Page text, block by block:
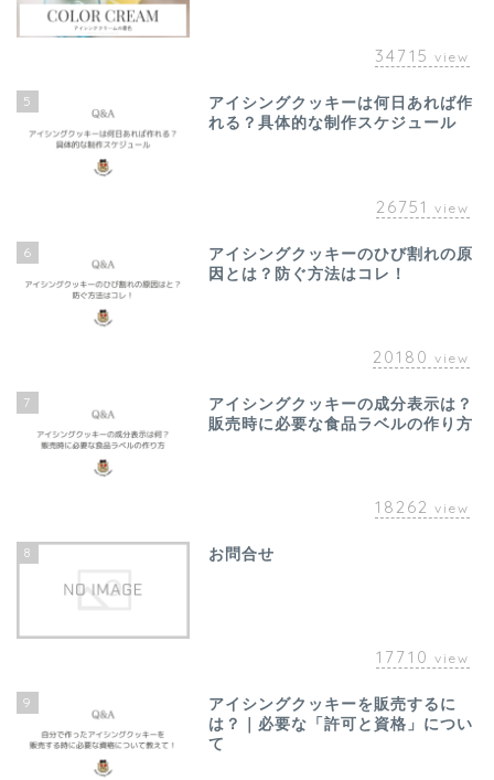
34715 view
5
アイシングクッキーは何日あれば作
れる？具体的な制作スケジュール
26751 view
6
アイシングクッキーのひび割れの原
因とは？防ぐ方法はコレ！
20180 view
7
アイシングクッキーの成分表示は？
販売時に必要な食品ラベルの作り方
18262 view
8 お問合せ
17710 view
9
アイシングクッキーを販売するに
は？｜必要な「許可と資格」につい
て